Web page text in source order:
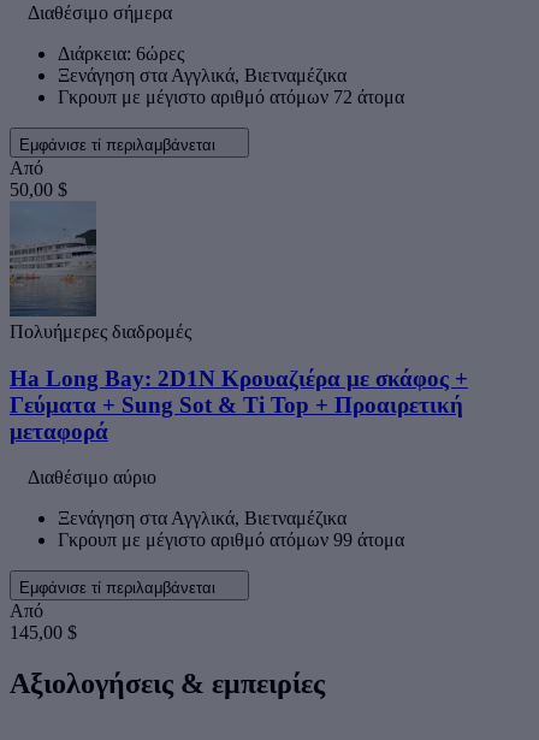
Διαθέσιμο σήμερα
Διάρκεια: 6ώρες
Ξενάγηση στα Αγγλικά, Βιετναμέζικα
Γκρουπ με μέγιστο αριθμό ατόμων 72 άτομα
Εμφάνισε τί περιλαμβάνεται
Από
50,00 $
Πολυήμερες διαδρομές
Ha Long Bay: 2D1N Κρουαζιέρα με σκάφος +
Γεύματα + Sung Sot & Ti Top + Προαιρετική
μεταφορά
Διαθέσιμο αύριο
Ξενάγηση στα Αγγλικά, Βιετναμέζικα
Γκρουπ με μέγιστο αριθμό ατόμων 99 άτομα
Εμφάνισε τί περιλαμβάνεται
Από
145,00 $
Αξιολογήσεις & εμπειρίες